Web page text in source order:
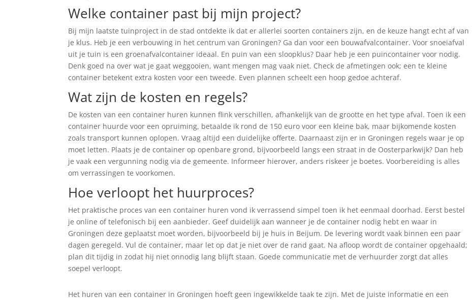
Welke container past bij mijn project?
Bij mijn laatste tuinproject in de stad ontdekte ik dat er allerlei soorten containers zijn, en de keuze hangt echt af van
je klus. Heb je een verbouwing in het centrum van Groningen? Ga dan voor een bouwafvalcontainer. Voor snoeiafval
uit je tuin is een groenafvalcontainer ideaal. En puin van een sloopklus? Daar heb je een puincontainer voor nodig.
Denk goed na over wat je gaat weggooien, want mengen mag vaak niet. Check de afmetingen ook; een te kleine
container betekent extra kosten voor een tweede. Even plannen scheelt een hoop gedoe achteraf.
Wat zijn de kosten en regels?
De kosten van een container huren kunnen flink verschillen, afhankelijk van de grootte en het type afval. Toen ik een
container huurde voor een opruiming, betaalde ik rond de 150 euro voor een kleine bak, maar bijkomende kosten
zoals transport kunnen oplopen. Vraag altijd een duidelijke offerte. Daarnaast zijn er in Groningen regels waar je op
moet letten. Plaats je de container op openbare grond, bijvoorbeeld langs een straat in de Oosterparkwijk? Dan heb
je vaak een vergunning nodig via de gemeente. Informeer hierover, anders riskeer je boetes. Voorbereiding is alles
om verrassingen te voorkomen.
Hoe verloopt het huurproces?
Het praktische proces van een container huren vond ik verrassend simpel toen ik het eenmaal doorhad. Eerst bestel
je online of telefonisch bij een aanbieder. Geef duidelijk aan wanneer je de container nodig hebt en waar in
Groningen deze geplaatst moet worden, bijvoorbeeld bij je huis in Beijum. De levering wordt vaak binnen een paar
dagen geregeld. Vul de container, maar let op dat je niet over de rand gaat. Na afloop wordt de container opgehaald;
plan dit tijdig in zodat hij niet onnodig lang blijft staan. Goede communicatie met de verhuurder zorgt dat alles
soepel verloopt.
Het huren van een container in Groningen hoeft geen ingewikkelde taak te zijn. Met de juiste informatie en een